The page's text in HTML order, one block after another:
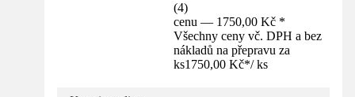
(4)
cenu — 1750,00 Kč *
Všechny ceny vč. DPH a bez
nákladů na přepravu za
ks1750,00 Kč*/ ks